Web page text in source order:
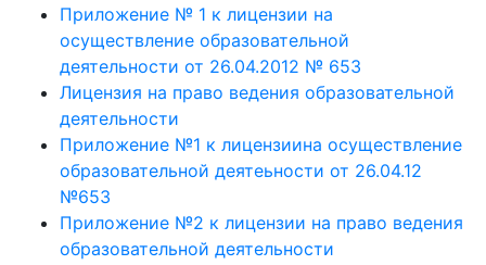
Приложение № 1 к лицензии на
осуществление образовательной
деятельности от 26.04.2012 № 653
Лицензия на право ведения образовательной
деятельности
Приложение №1 к лицензиина осуществление
образовательной деятеьности от 26.04.12
№653
Приложение №2 к лицензии на право ведения
образовательной деятельности